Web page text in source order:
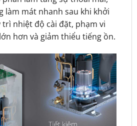
làm mát nhanh sau khi khởi
nhiệt độ cài đặt, phạm vi
hơn và giảm thiểu tiếng ồn.